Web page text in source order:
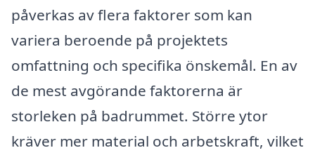
påverkas av flera faktorer som kan
variera beroende på projektets
omfattning och specifika önskemål. En av
de mest avgörande faktorerna är
storleken på badrummet. Större ytor
kräver mer material och arbetskraft, vilket